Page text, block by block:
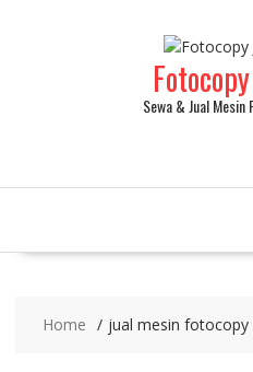
Sewa & Jual
Home jual mesin fotocopy